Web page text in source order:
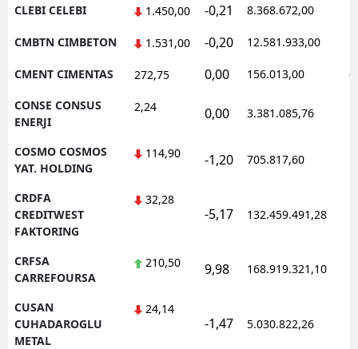
CLEBI CELEBI 1.450,00 -0,21 8.368.672,00
CMBTN CIMBETON 1.531,00 -0,20 12.581.933,00
CMENT CIMENTAS 272,75 0,00 156.013,00
CONSE CONSUS
ENERJI
2,24 0,00 3.381.085,76
COSMO COSMOS
YAT. HOLDING
114,90 -1,20 705.817,60
CRDFA
CREDITWEST
FAKTORING
32,28
-5,17 132.459.491,28
CRFSA
CARREFOURSA
210,50 9,98 168.919.321,10
CUSAN
CUHADAROGLU
METAL
24,14
-1,47 5.030.822,26